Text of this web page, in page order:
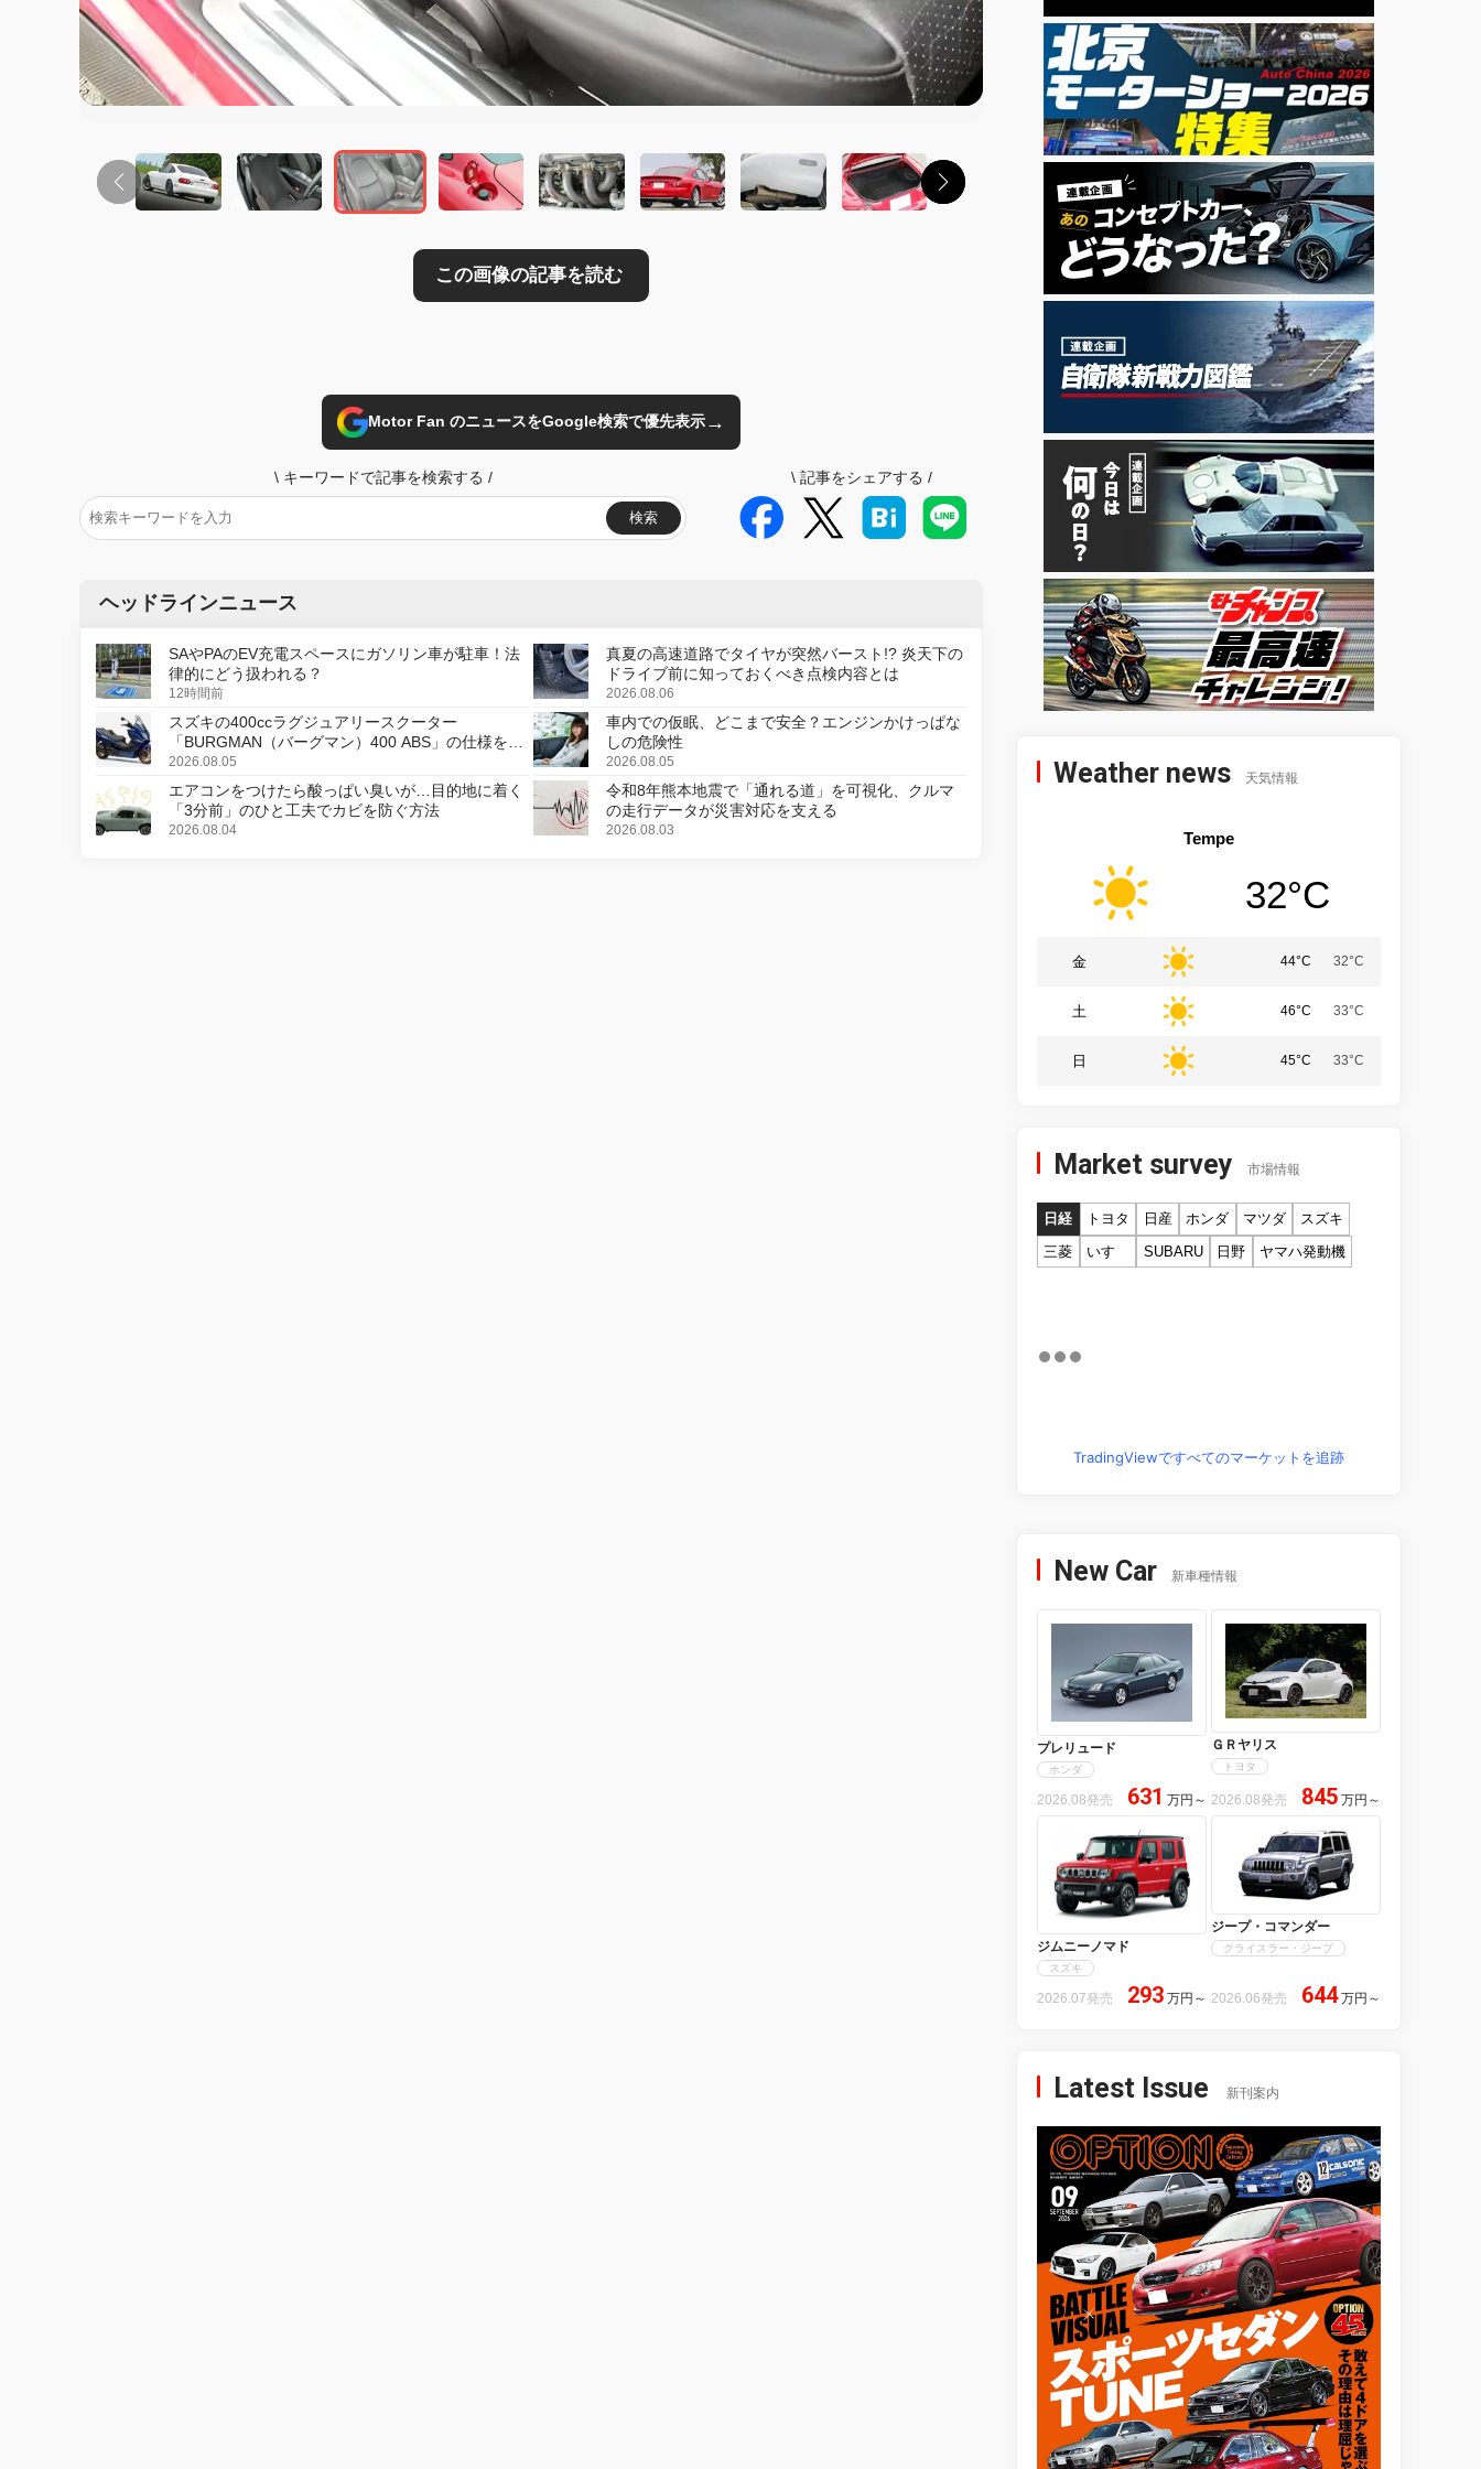
Motor Fan のニュースをGoogle検索で優先表示→
\ キーワードで記事を検索する /
検索
\ 記事をシェアする /
ヘッドラインニュース
SAやPAのEV充電スペースにガソリン車が駐車！法
律的にどう扱われる？
12時間前
真夏の高速道路でタイヤが突然バースト!? 炎天下の
ドライブ前に知っておくべき点検内容とは
2026.08.06
スズキの400ccラグジュアリースクーター
「BURGMAN（バーグマン）400 ABS」の仕様を変
更し、8月18日に発売
2026.08.05
車内での仮眠、どこまで安全？エンジンかけっぱな
しの危険性
2026.08.05
エアコンをつけたら酸っぱい臭いが…目的地に着く
「3分前」のひと工夫でカビを防ぐ方法
2026.08.04
令和8年熊本地震で「通れる道」を可視化、クルマ
の走行データが災害対応を支える
2026.08.03
Weather news 天気情報
Tempe
32°C
金 44°C 32°C
土 46°C 33°C
日 45°C 33°C
Market survey 市場情報
日経 トヨタ 日産 ホンダ マツダ
スズキ
三菱
いすゞ SUBARU 日野 ヤマハ発動機
TradingViewですべてのマーケットを追跡
New Car 新車種情報
プレリュード
ホンダ
2026.08発売 631 万円 ～
ＧＲヤリス
トヨタ
2026.08発売 845 万円 ～
ジムニーノマド
スズキ
2026.07発売 293 万円 ～
ジープ・コマンダー
クライスラー・ジープ
2026.06発売 644万円 ～
Latest Issue 新刊案内